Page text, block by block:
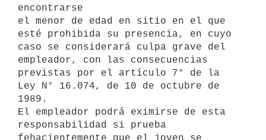
encontrarse
el menor de edad en sitio en el que
esté prohibida su presencia, en cuyo
caso se considerará culpa grave del
empleador, con las consecuencias
previstas por el artículo 7° de la
Ley N° 16.074, de 10 de octubre de
1989.
El empleador podrá eximirse de esta
responsabilidad si prueba